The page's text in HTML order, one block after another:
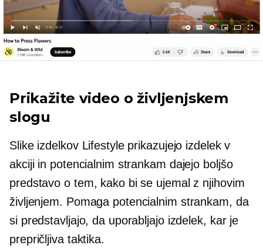
Prikažite video o življenjskem
slogu
Slike izdelkov Lifestyle prikazujejo izdelek v
akciji in potencialnim strankam dajejo boljšo
predstavo o tem, kako bi se ujemal z njihovim
življenjem. Pomaga potencialnim strankam, da
si predstavljajo, da uporabljajo izdelek, kar je
prepričljiva taktika.